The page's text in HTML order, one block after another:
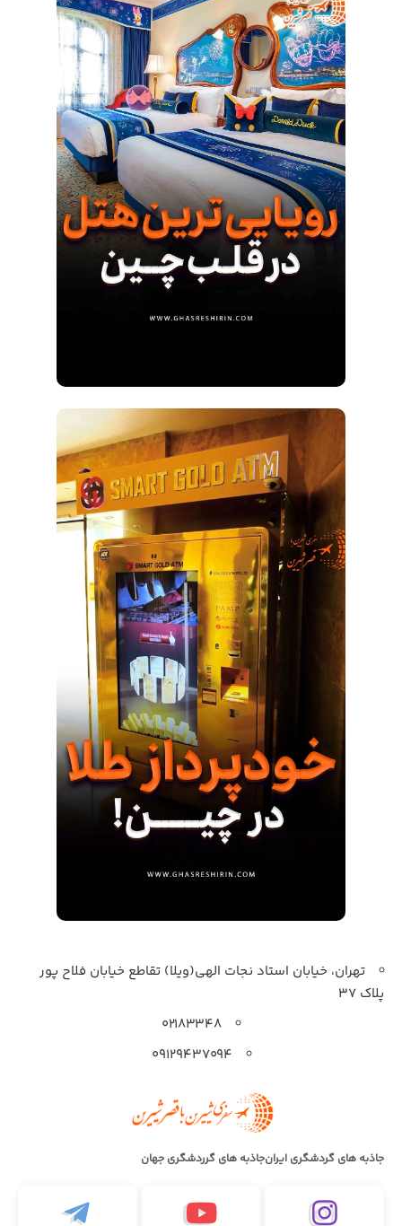
تهران، خیابان استاد نجات الهی(ویلا) تقاطع خیابان فلاح پور
پلاک 37
۰۲۱۸۳۳۴۸
۰۹۱۲۹۴۳۷۰۹۴
جاذبه های گردشگری ایرانجاذبه های گرردشگری جهان